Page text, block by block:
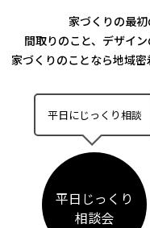
家づくりの最初
間取りのこと、デザイ
家づくりのことなら地域密
平日にじっくり相談
平日じっくり
相談会